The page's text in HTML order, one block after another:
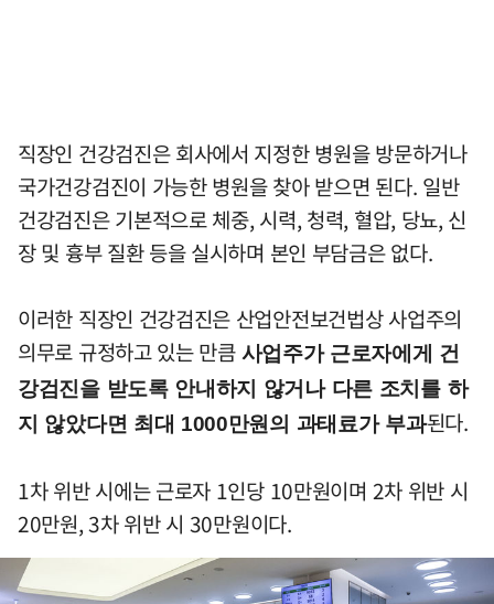
직장인 건강검진은 회사에서 지정한 병원을 방문하거나
국가건강검진이 가능한 병원을 찾아 받으면 된다. 일반
건강검진은 기본적으로 체중, 시력, 청력, 혈압, 당뇨, 신
장 및 흉부 질환 등을 실시하며 본인 부담금은 없다.
이러한 직장인 건강검진은 산업안전보건법상 사업주의
의무로 규정하고 있는 만큼 사업주가 근로자에게 건
강검진을 받도록 안내하지 않거나 다른 조치를 하
지 않았다면 최대 1000만원의 과태료가 부과된다.
1차 위반 시에는 근로자 1인당 10만원이며 2차 위반 시
20만원, 3차 위반 시 30만원이다.